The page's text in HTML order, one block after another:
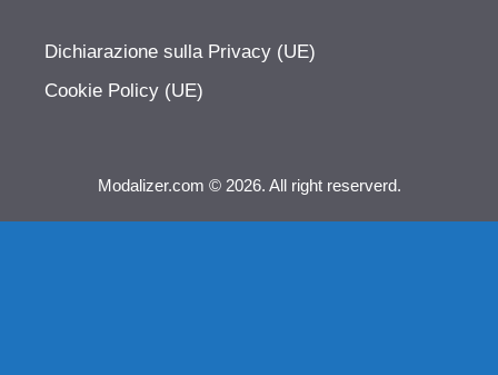
Dichiarazione sulla Privacy (UE)
Cookie Policy (UE)
Modalizer.com © 2026. All right reserverd.